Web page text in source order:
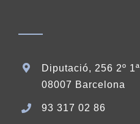
Diputació, 256 2º 1ª
08007 Barcelona
93 317 02 86